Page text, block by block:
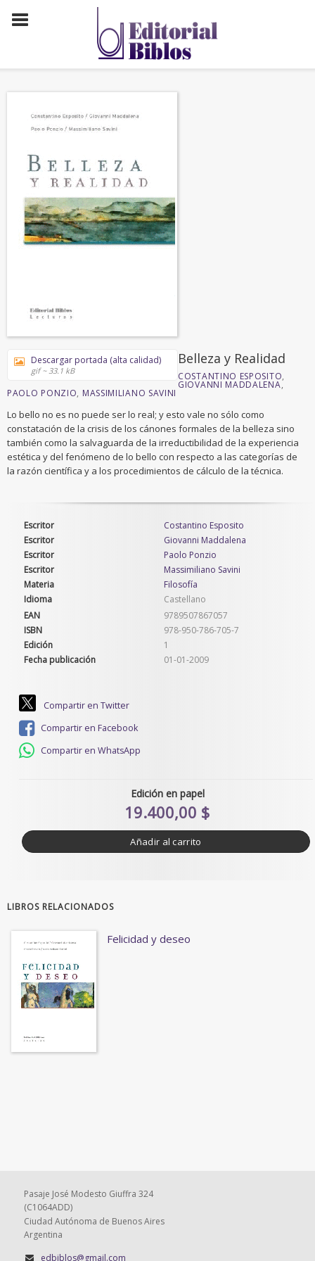
Descargar portada (alta calidad)
gif ~ 33.1 kB
Belleza y Realidad
COSTANTINO ESPOSITO,
GIOVANNI MADDALENA,
PAOLO PONZIO, MASSIMILIANO SAVINI
Lo bello no es no puede ser lo real; y esto vale no sólo como
constatación de la crisis de los cánones formales de la belleza sino
también como la salvaguarda de la irreductibilidad de la experiencia
estética y del fenómeno de lo bello con respecto a las categorías de
la razón científica y a los procedimientos de cálculo de la técnica.
Escritor
Costantino Esposito
Escritor
Giovanni Maddalena
Escritor
Paolo Ponzio
Escritor
Massimiliano Savini
Materia
Filosofía
Idioma
Castellano
EAN
9789507867057
ISBN
978-950-786-705-7
Edición
1
Fecha publicación
01-01-2009
Compartir en Twitter
Compartir en Facebook
Compartir en WhatsApp
Edición en papel
19.400,00 $
Añadir al carrito
LIBROS RELACIONADOS
Felicidad y deseo
Pasaje José Modesto Giuffra 324
(C1064ADD)
Ciudad Autónoma de Buenos Aires
Argentina
edbiblos@gmail.com